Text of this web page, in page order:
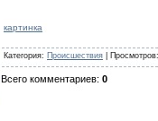
картинка
Категория: Происшествия Просмотров
Всего комментариев: 0